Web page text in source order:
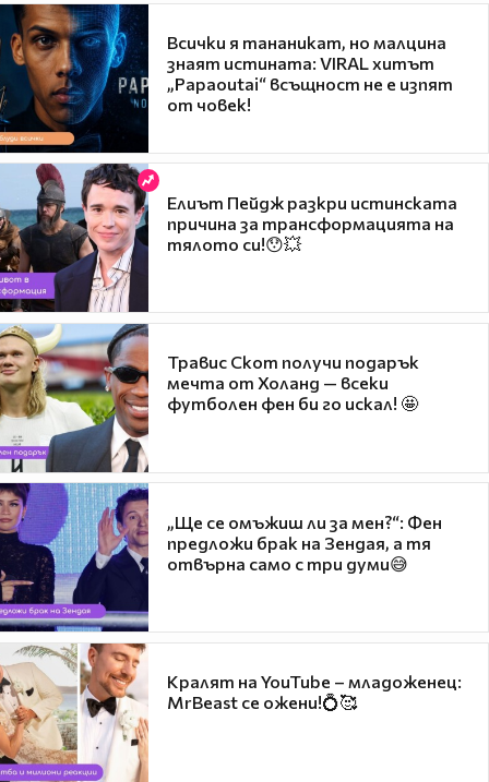
Всички я тананикат, но малцина
знаят истината: VIRAL хитът
„Papaoutai“ всъщност не е изпят
от човек!
Елиът Пейдж разкри истинската
причина за трансформацията на
тялото си!😯💥
Травис Скот получи подарък
мечта от Холанд — всеки
футболен фен би го искал! 🤩
„Ще се омъжиш ли за мен?“: Фен
предложи брак на Зендая, а тя
отвърна само с три думи😅
Кралят на YouTube – младоженец:
MrBeast се ожени!💍🥰